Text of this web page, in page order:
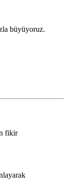
büyüyoruz.
fikir